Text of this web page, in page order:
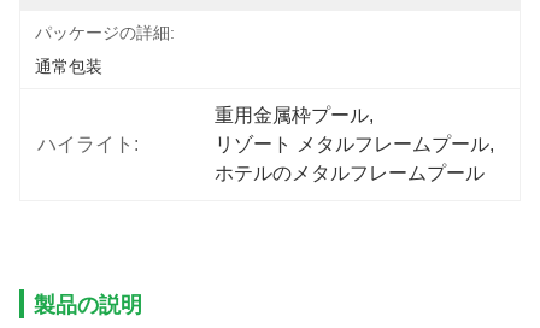
パッケージの詳細:
通常包装
ハイライト:
重用金属枠プール,
リゾート メタルフレームプール,
ホテルのメタルフレームプール
製品の説明